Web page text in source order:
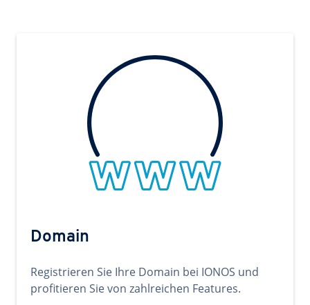
Domain
Registrieren Sie Ihre Domain bei IONOS und
profitieren Sie von zahlreichen Features.